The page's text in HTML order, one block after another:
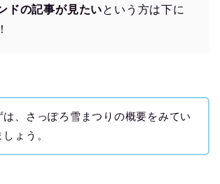
ドの記事が見たいという方は下に
は、さっぽろ雪まつりの概要をみてい
しょう。